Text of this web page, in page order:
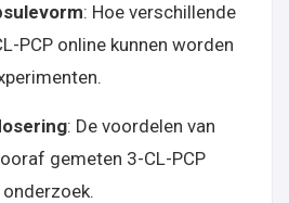
: Hoe verschillende
PCP online kunnen worden
: De voordelen van
gemeten 3-CL-PCP